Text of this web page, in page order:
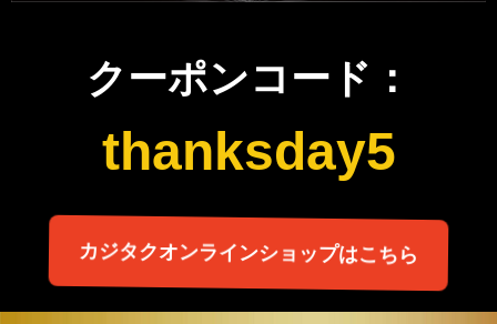
クーポンコード：
thanksday5
カジタクオンラインショップはこちら